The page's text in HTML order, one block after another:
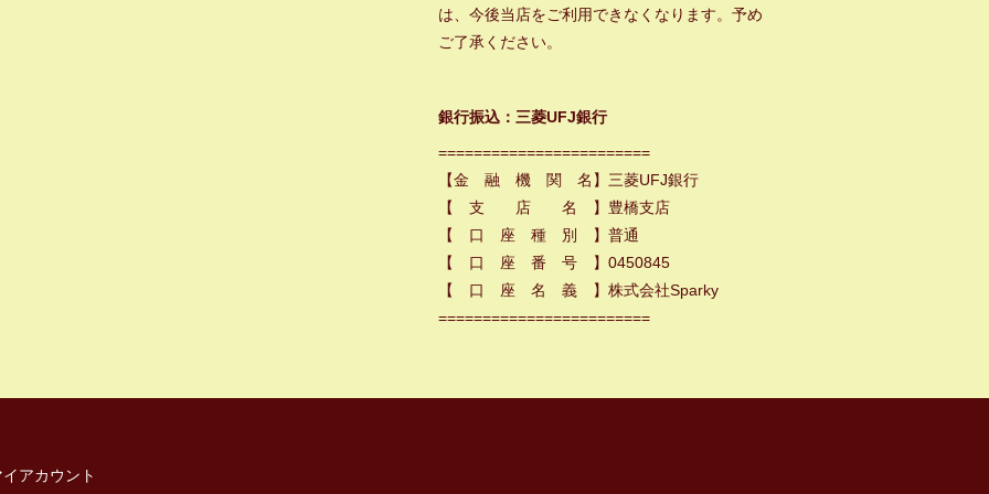
は、今後当店をご利用できなくなります。予め
ご了承ください。
銀行振込：三菱UFJ銀行
========================
【金 融 機 関 名】三菱UFJ銀行
【 支 店 名 】豊橋支店
【 口 座 種 別 】普通
【 口 座 番 号 】0450845
【 口 座 名 義 】株式会社Sparky
========================
アカウント